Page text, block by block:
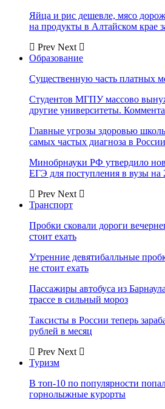
Яйца и рис дешевле, мясо
на продукты в Алтайском крае
Prev Next
Образование
Существенную часть платных
Студентов МГПУ массово
другие университеты.
Главные угрозы здоровью
самых частых диагноза в России
Минобрнауки РФ утвердило
ЕГЭ для поступления в вузы
Prev Next
Транспорт
Пробки сковали дороги
стоит ехать
Утренние девятибалльные
не стоит ехать
Пассажиры автобуса из
трассе в сильный мороз
Таксисты в России теперь
рублей в месяц
Prev Next
Туризм
В топ-10 по популярности
горнолыжные курорты